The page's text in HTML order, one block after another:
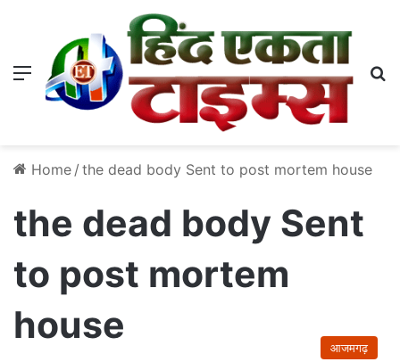
Menu
Home / the dead body Sent to post mortem house
the dead body Sent
to post mortem
house
आजमगढ़